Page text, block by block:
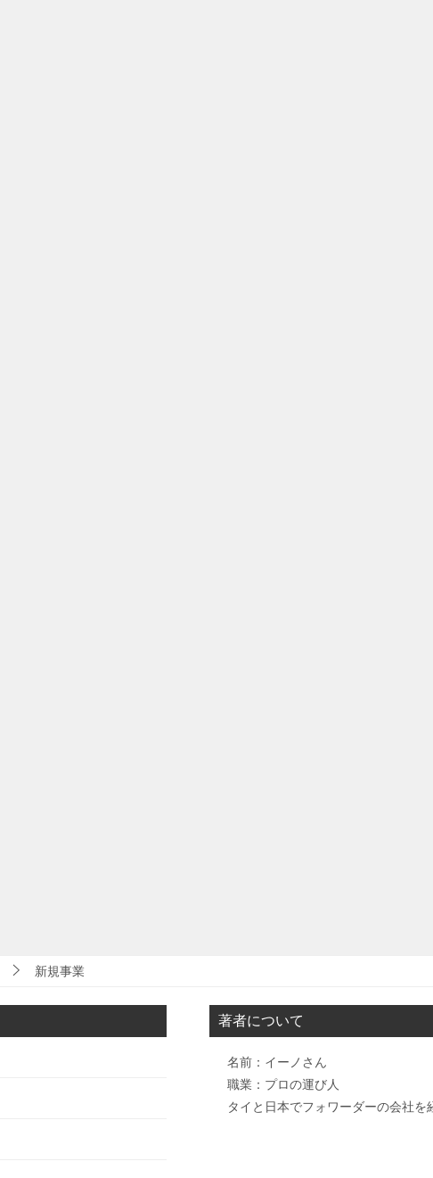
新規事業
著者について
名前：イーノさん
職業：プロの運び人
タイと日本でフォワーダーの会社を